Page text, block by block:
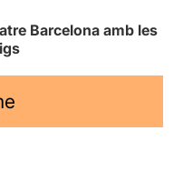
Barcelona amb les